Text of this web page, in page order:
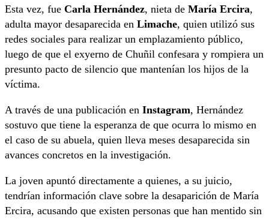
Esta vez, fue Carla Hernández, nieta de María Ercira,
adulta mayor desaparecida en Limache, quien utilizó sus
redes sociales para realizar un emplazamiento público,
luego de que el exyerno de Chuñil confesara y rompiera un
presunto pacto de silencio que mantenían los hijos de la
víctima.
A través de una publicación en Instagram, Hernández
sostuvo que tiene la esperanza de que ocurra lo mismo en
el caso de su abuela, quien lleva meses desaparecida sin
avances concretos en la investigación.
La joven apuntó directamente a quienes, a su juicio,
tendrían información clave sobre la desaparición de María
Ercira, acusando que existen personas que han mentido sin